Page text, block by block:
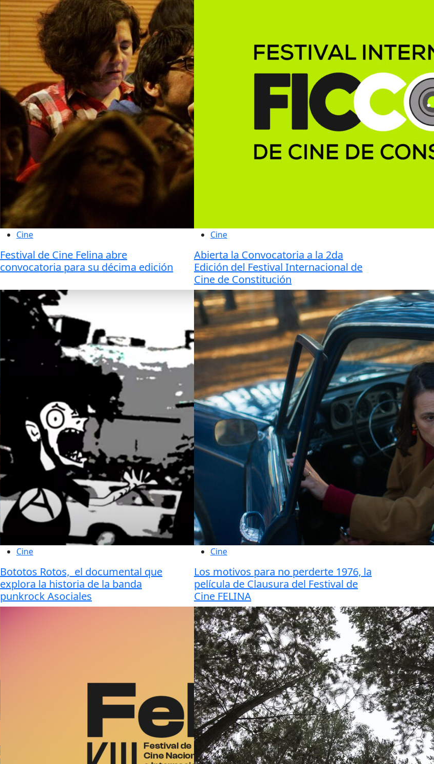
Cine
Festival de Cine Felina abre
convocatoria para su décima edición
Cine
Abierta la Convocatoria a la 2da
Edición del Festival Internacional de
Cine de Constitución
Cine
Bototos Rotos, el documental que
explora la historia de la banda
punkrock Asociales
Cine
Los motivos para no perderte 1976, la
película de Clausura del Festival de
Cine FELINA